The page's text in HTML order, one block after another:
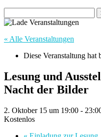
nach:
« Alle Veranstaltungen
Diese Veranstaltung hat
Lesung und
Nacht der Bilder
2. Oktober 15 um 19:00 -
Kostenlos